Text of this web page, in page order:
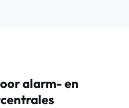
alarm- en